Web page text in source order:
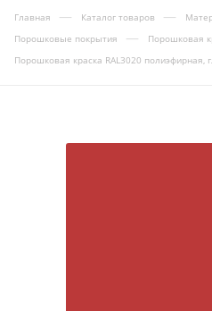
Главная — Каталог товаров —
Порошковые покрытия — Порошковая
Порошковая краска RAL3020 полиэфирная,